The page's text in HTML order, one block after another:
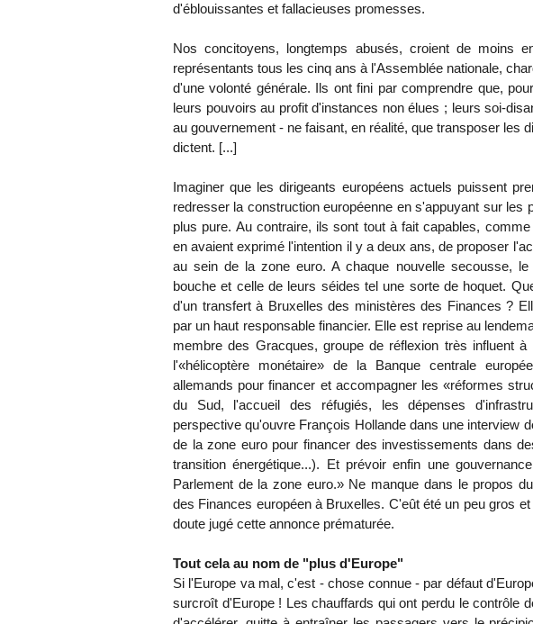
d'éblouissantes et fallacieuses promesses.
Nos concitoyens, longtemps abusés, croient de moins
représentants tous les cinq ans à l'Assemblée nationale,
d'une volonté générale. Ils ont fini par comprendre que,
leurs pouvoirs au profit d'instances non élues ; leurs soi-
au gouvernement - ne faisant, en réalité, que transposer les
dictent. [...]
Imaginer que les dirigeants européens actuels puissent
redresser la construction européenne en s'appuyant sur les
plus pure. Au contraire, ils sont tout à fait capables,
en avaient exprimé l'intention il y a deux ans, de proposer
au sein de la zone euro. A chaque nouvelle secousse,
bouche et celle de leurs séides tel une sorte de hoquet.
d'un transfert à Bruxelles des ministères des Finances ?
par un haut responsable financier. Elle est reprise au
membre des Gracques, groupe de réflexion très influent
l'«hélicoptère monétaire» de la Banque centrale
allemands pour financer et accompagner les «réformes
du Sud, l'accueil des réfugiés, les dépenses
perspective qu'ouvre François Hollande dans une interview
de la zone euro pour financer des investissements dans
transition énergétique...). Et prévoir enfin une
Parlement de la zone euro.» Ne manque dans le propos
des Finances européen à Bruxelles. C'eût été un peu gros
doute jugé cette annonce prématurée.
Tout cela au nom de "plus d'Europe"
Si l'Europe va mal, c'est - chose connue - par défaut
surcroît d'Europe ! Les chauffards qui ont perdu le contrôle